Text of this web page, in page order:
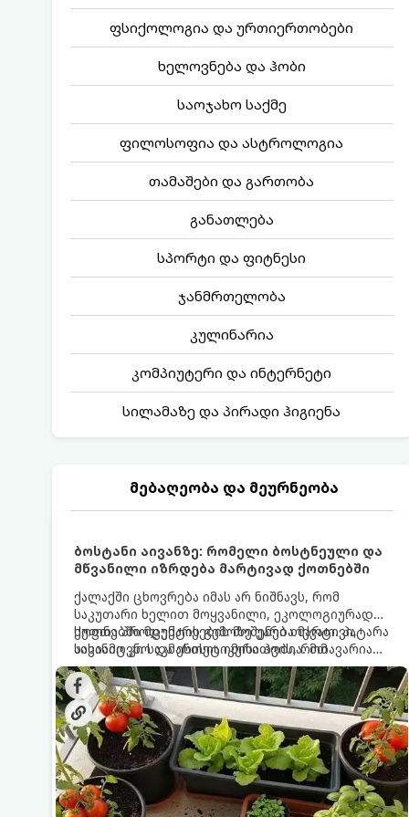
ფსიქოლოგია და ურთიერთობები
ხელოვნება და ჰობი
საოჯახო საქმე
ფილოსოფია და ასტროლოგია
თამაშები და გართობა
განათლება
სპორტი და ფიტნესი
ჯანმრთელობა
კულინარია
კომპიუტერი და ინტერნეტი
სილამაზე და პირადი ჰიგიენა
მებაღეობა და მეურნეობა
ბოსტანი აივანზე: რომელი ბოსტნეული და
მწვანილი იზრდება მარტივად ქოთნებში
ქალაქში ცხოვრება იმას არ ნიშნავს, რომ
საკუთარი ხელით მოყვანილი, ეკოლოგიურად
სუფთა პროდუქტის გემოზე უარი თქვათ. პატარა
აივანიც კი საკმარისია იმისათვის, რომ
მოიწყოთ მინი-ბოსტანი, საიდანაც
ყოველდღიურად ახალ, არომატულ მწვანილსა
და ბოსტნეულს მოკრეფთ.
ქოთნებში მცენარეების მოშენება მარტივი,
სასიამოვნო და ესთეტიკური ჰობია. მთავარია
იცოდეთ, რომელი კულტურები ეგუებიან
ქოთნის პირობებს ყველაზე კარგად და როგორ
მოუაროთ მათ სწორად.